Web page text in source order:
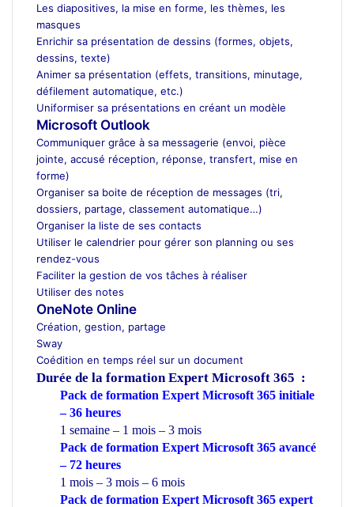
Les diapositives, la mise en forme, les thèmes, les
masques
Enrichir sa présentation de dessins (formes, objets,
dessins, texte)
Animer sa présentation (effets, transitions, minutage,
défilement automatique, etc.)
Uniformiser sa présentations en créant un modèle
Microsoft Outlook
Communiquer grâce à sa messagerie (envoi, pièce
jointe, accusé réception, réponse, transfert, mise en
forme)
Organiser sa boite de réception de messages (tri,
dossiers, partage, classement automatique…)
Organiser la liste de ses contacts
Utiliser le calendrier pour gérer son planning ou ses
rendez-vous
Faciliter la gestion de vos tâches à réaliser
Utiliser des notes
OneNote Online
Création, gestion, partage
Sway
Coédition en temps réel sur un document
Durée de la formationExpert Microsoft 365 :
Pack de formation Expert Microsoft 365 initiale
– 36 heures
1 semaine – 1 mois – 3 mois
Pack de formation Expert Microsoft 365 avancé
– 72 heures
1 mois – 3 mois – 6 mois
Pack de formation Expert Microsoft 365 expert